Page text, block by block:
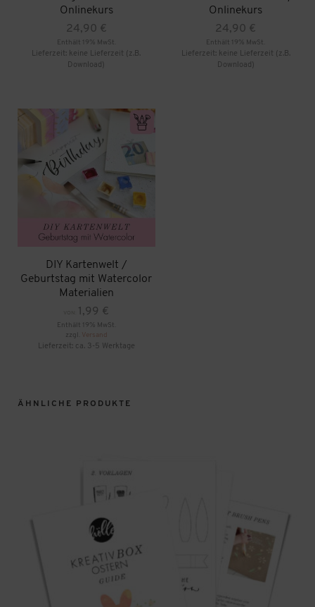
Onlinekurs
24,90 €
Enthält 19% MwSt.
Lieferzeit: keine Lieferzeit (z.B.
Download)
Onlinekurs
24,90 €
Enthält 19% MwSt.
Lieferzeit: keine Lieferzeit (z.B.
Download)
DIY Kartenwelt /
Geburtstag mit Watercolor
Materialien
1,99 €
Enthält 19% MwSt.
zzgl. Versand
Lieferzeit: ca. 3-5 Werktage
ÄHNLICHE PRODUKTE